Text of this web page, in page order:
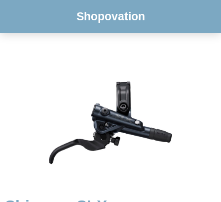
Shopovation